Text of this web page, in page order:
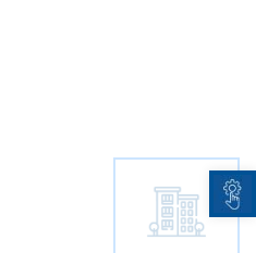
Open toolbar